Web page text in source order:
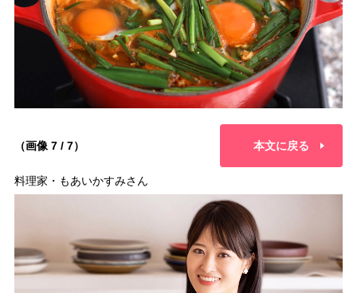
（画像 7 / 7） 本文に戻る
料理家・もあいかすみさん